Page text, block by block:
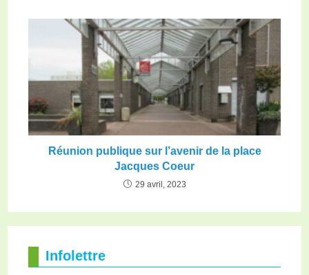
Réunion publique sur l’avenir de la place
Jacques Coeur
29 avril, 2023
Infolettre